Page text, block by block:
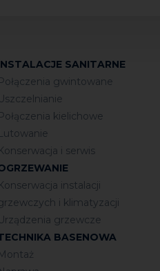
(szlifowanie).
SANITARNE
gwintowane
kielichowe
i serwis
instalacji
i klimatyzacji
grzewcze
BASENOWA